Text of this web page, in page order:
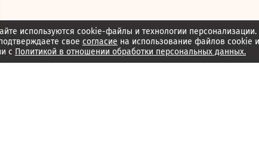
используются cookie-файлы и технологии
свое согласие на использование файлов cookie
с Политикой в отношении обработки персональных данных.